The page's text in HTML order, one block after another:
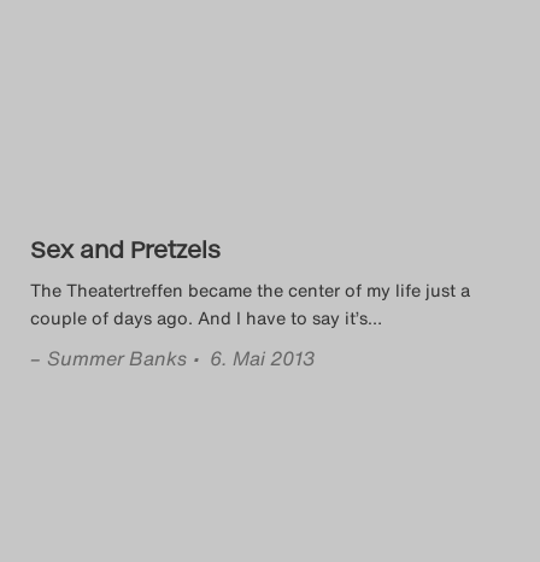
Sex and Pretzels
The Theatertreffen became the center of my life just a
couple of days ago. And I have to say it’s…
– Summer Banks • 6. Mai 2013